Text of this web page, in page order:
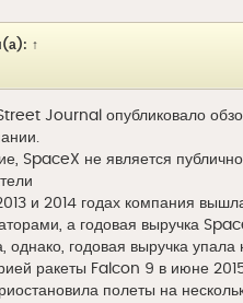
↑
Journal опубликовало
SpaceX не является
и 2014 годах компания
а годовая выручка
однако, годовая выручка
ракеты Falcon 9 в июне
полеты на